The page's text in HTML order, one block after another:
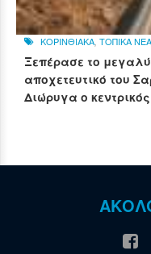
ΚΟΡΙΝΘΙΑΚΑ ΤΟΠΙΚΑ ΝΕΑ
Ξεπέρασε το
αποχετευτικό του
Διώρυγα ο